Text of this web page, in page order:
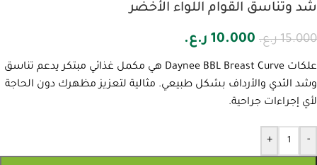
شد وتناسق القوام اللواء الأخضر
15.000 ر.ع. 10.000 ر.ع.
علكات Daynee BBL Breast Curve هي مكمل غذائي مبتكر يدعم تناسق
وشد الثدي والأرداف بشكل طبيعي. مثالية لتعزيز مظهرك دون الحاجة
لأي إجراءات جراحية.
-
+